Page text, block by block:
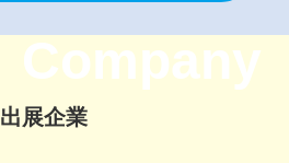
Company
出展企業